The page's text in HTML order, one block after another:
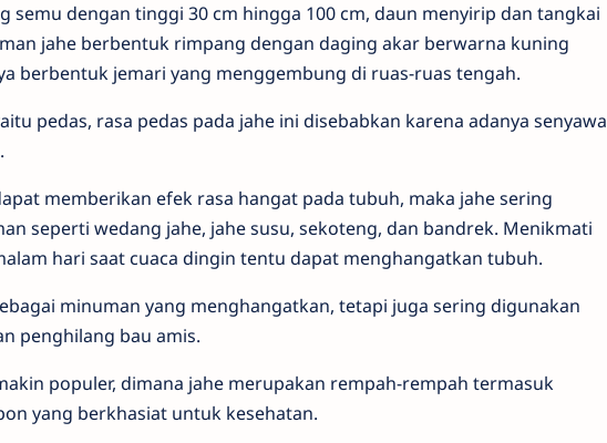
semu dengan tinggi 30 cm hingga 100 cm, daun menyirip dan tangkai
jahe berbentuk rimpang dengan daging akar berwarna kuning
berbentuk jemari yang menggembung di ruas-ruas tengah.
pedas, rasa pedas pada jahe ini disebabkan karena adanya senyawa
memberikan efek rasa hangat pada tubuh, maka jahe sering
seperti wedang jahe, jahe susu, sekoteng, dan bandrek. Menikmati
hari saat cuaca dingin tentu dapat menghangatkan tubuh.
minuman yang menghangatkan, tetapi juga sering digunakan
penghilang bau amis.
populer, dimana jahe merupakan rempah-rempah termasuk
yang berkhasiat untuk kesehatan.